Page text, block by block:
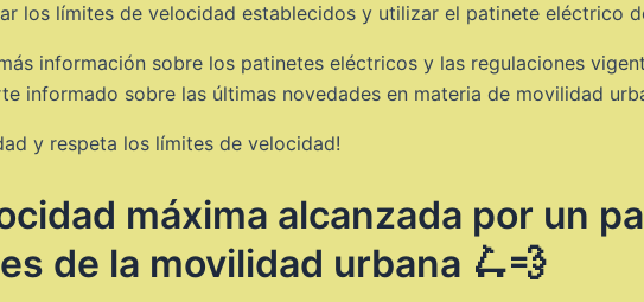
los límites de velocidad establecidos y utilizar el patinete eléctrico
información sobre los patinetes eléctricos y las regulaciones
informado sobre las últimas novedades en materia de movilidad
y respeta los límites de velocidad!
máxima alcanzada por un
de la movilidad urbana 🛴💨